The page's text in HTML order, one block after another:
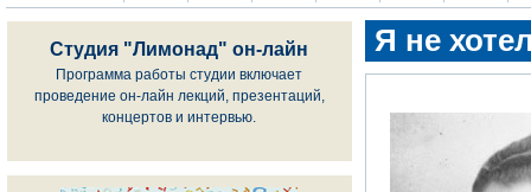
Студия "Лимонад" он-лайн
Программа работы студии включает
проведение он-лайн лекций, презентаций,
концертов и интервью.
Я не